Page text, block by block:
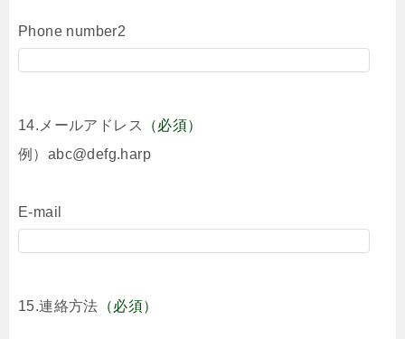
Phone number2
14.メールアドレス
（必須）
例）abc@defg.harp
E-mail
15.連絡方法 （必須）